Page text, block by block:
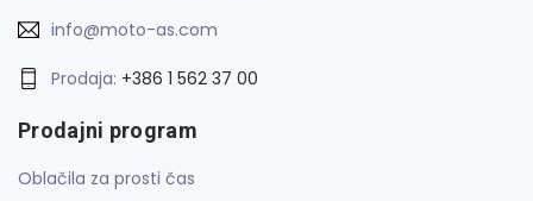
info@moto-as.com
Prodaja: +386 1 562 37 00
Prodajni program
Oblačila za prosti čas